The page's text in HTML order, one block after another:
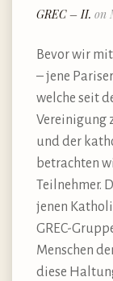
GREC – II. on
Bevor wir
– jene
welche seit
Vereinigung
und der
betrachten
Teilnehmer.
jenen
GREC-
Menschen
diese